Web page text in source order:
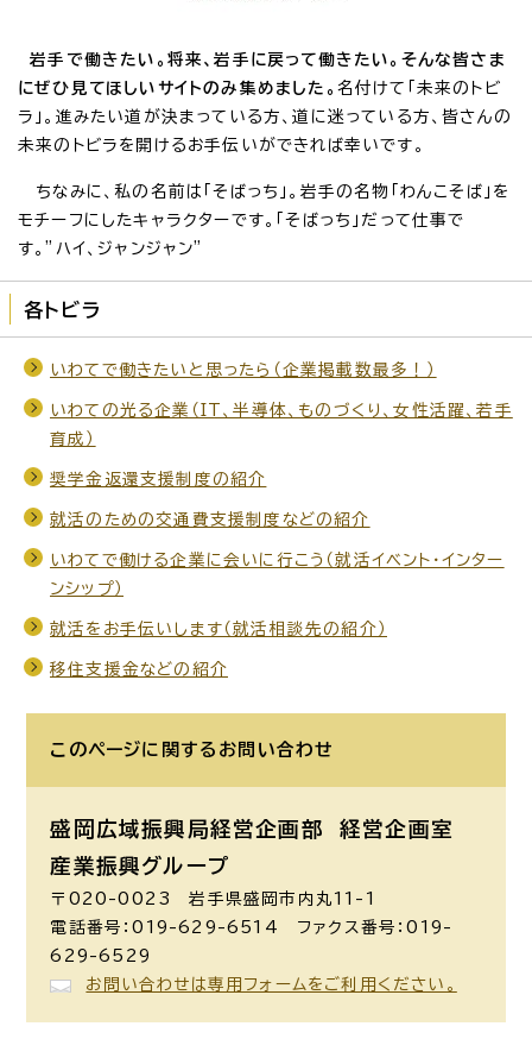
岩手で働きたい。将来、岩手に戻って働きたい。そんな皆さま
にぜひ見てほしいサイトのみ集めました。 名付けて「未来のトビ
ラ」。進みたい道が決まっている方、道に迷っている方、皆さんの
未来のトビラを開けるお手伝いができれば幸いです。
ちなみに、私の名前は「そばっち」。岩手の名物「わんこそば」を
モチーフにしたキャラクターです。「そばっち」だって仕事で
す。”ハイ、ジャンジャン”
各トビラ
いわてで働きたいと思ったら（企業掲載数最多！）
いわての光る企業（IT、半導体、ものづくり、女性活躍、若手
育成）
奨学金返還支援制度の紹介
就活のための交通費支援制度などの紹介
いわてで働ける企業に会いに行こう（就活イベント・インター
ンシップ）
就活をお手伝いします（就活相談先の紹介）
移住支援金などの紹介
このページに関する お問い合わせ
盛岡広域振興局経営企画部 経営企画室
産業振興グループ
〒020-0023 岩手県盛岡市内丸11-1
電話番号：019-629-6514 ファクス番号：019-
629-6529
お問い合わせは専用フォームをご利用ください。